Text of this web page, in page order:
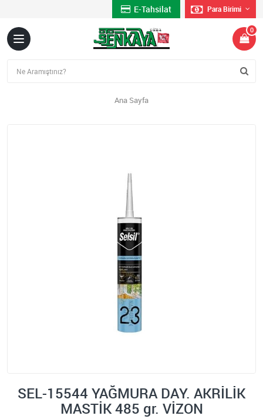
E-Tahsilat Para Birimi
0
Ana Sayfa
SEL-15544 YAĞMURA DAY. AKRİLİK
MASTİK 485 gr. VİZON